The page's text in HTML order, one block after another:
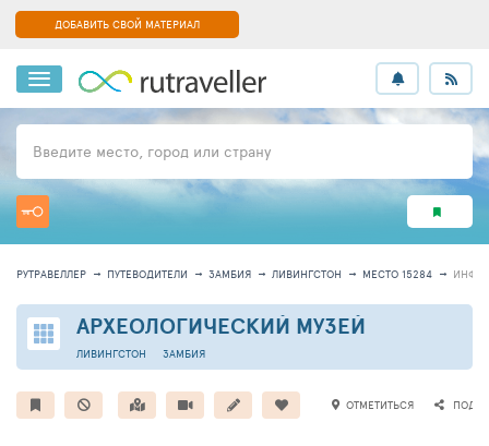
ДОБАВИТЬ СВОЙ МАТЕРИАЛ
Введите место, город или страну
РУТРАВЕЛЛЕР ПУТЕВОДИТЕЛИ ЗАМБИЯ ЛИВИНГСТОН МЕСТО 15284
АРХЕОЛОГИЧЕСКИЙ МУЗЕЙ
ЗАМБИЯ
ЛИВИНГСТОН
ОТМЕТИТЬСЯ